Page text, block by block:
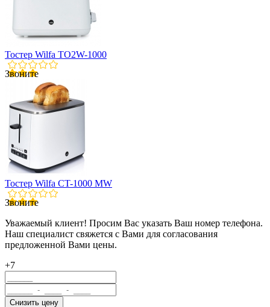
Тостер Wilfa TO2W-1000
Звоните
Тостер Wilfa CT-1000 MW
Звоните
Уважаемый клиент! Просим Вас указать Ваш номер телефона.
Наш специалист свяжется с Вами для согласования
предложенной Вами цены.
+7